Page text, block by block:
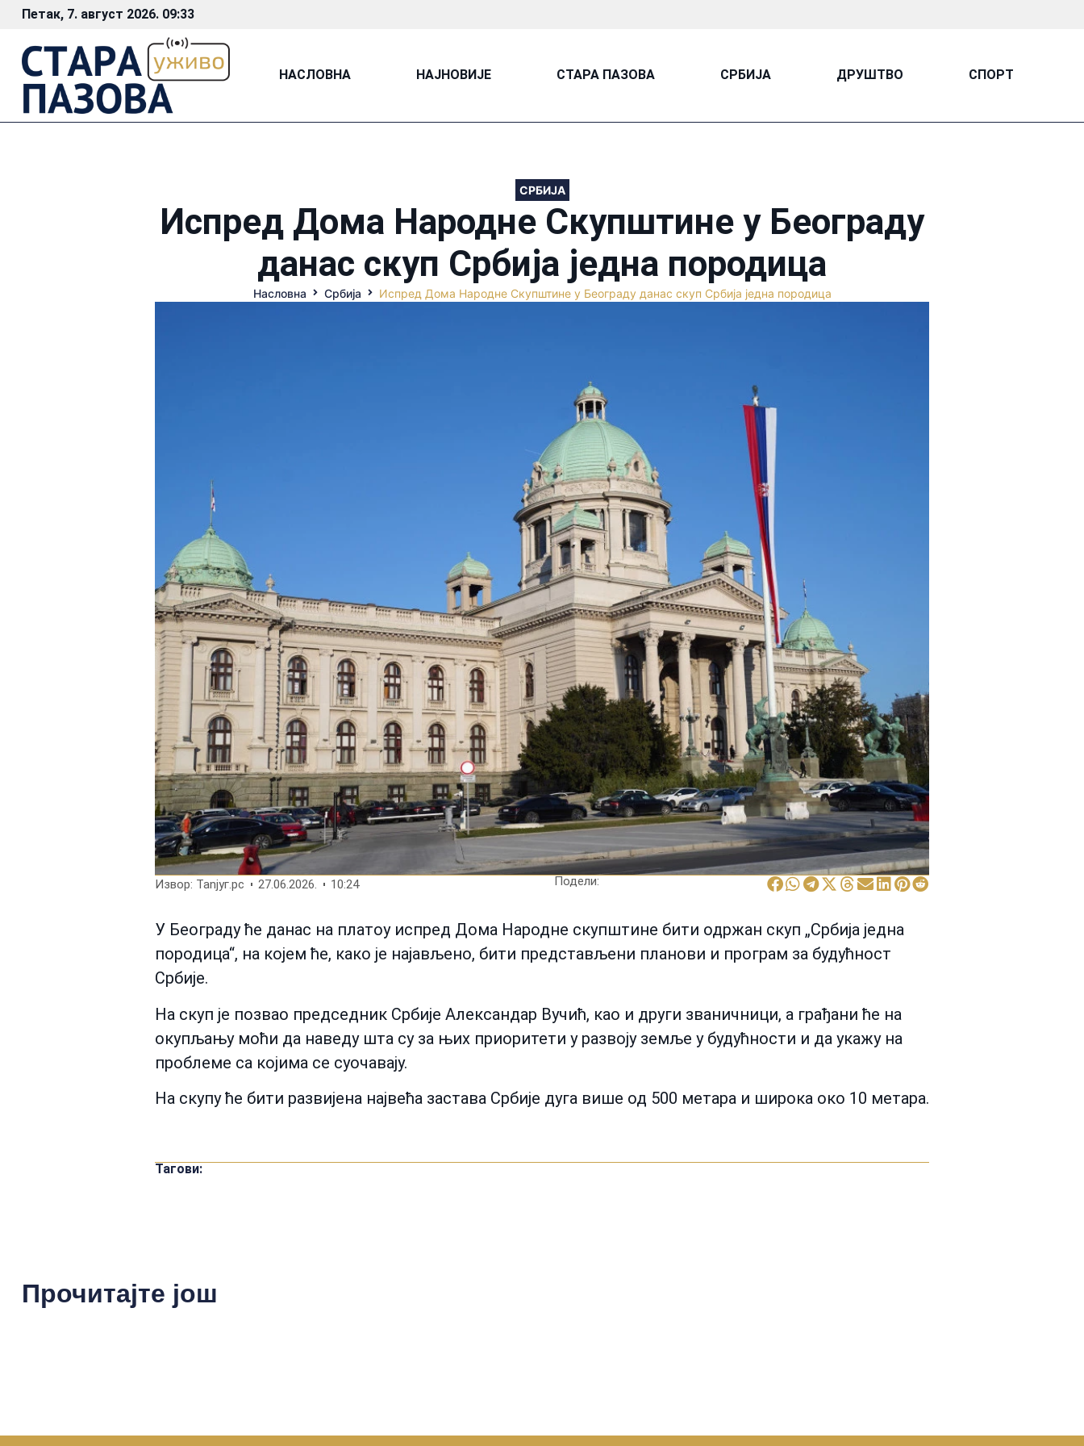
Петак, 7. август 2026. 09:33
НАСЛОВНА НАЈНОВИЈЕ СТАРА ПАЗОВА СРБИЈА ДРУШТВО СПОРТ
СРБИЈА
Испред Дома Народне Скупштине у Београду
данас скуп Србија једна породица
Насловна Србија Испред Дома Народне Скупштине у Београду данас скуп Србија једна породица
Извор: Таnjyг.рс 27.06.2026. 10:24 Подели:
У Београду ће данас на платоу испред Дома Народне скупштине бити одржан скуп „Србија једна
породица“, на којем ће, како је најављено, бити представљени планови и програм за будућност
Србије.
На скуп је позвао председник Србије Александар Вучић, као и други званичници, а грађани ће на
окупљању моћи да наведу шта су за њих приоритети у развоју земље у будућности и да укажу на
проблеме са којима се суочавају.
На скупу ће бити развијена највећа застава Србије дуга више од 500 метара и широка око 10 метара.
Тагови:
Прочитајте још